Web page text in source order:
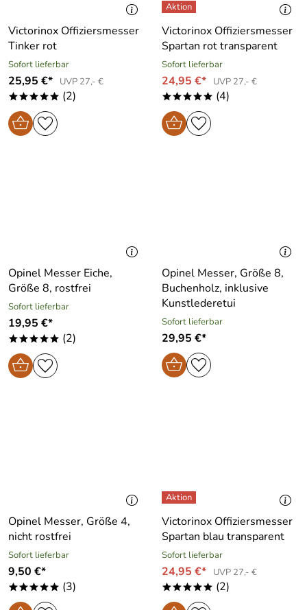
Victorinox Offiziersmesser
Tinker rot
Sofort lieferbar
25,95 €* UVP 27,- €
***** (2)
Victorinox Offiziersmesser
Spartan rot transparent
Sofort lieferbar
24,95 €* UVP 27,- €
***** (4)
Opinel Messer Eiche,
Größe 8, rostfrei
Sofort lieferbar
19,95 €*
***** (2)
Opinel Messer, Größe 8,
Buchenholz, inklusive
Kunstlederetui
Sofort lieferbar
29,95 €*
Opinel Messer, Größe 4,
nicht rostfrei
Sofort lieferbar
9,50 €*
***** (3)
Victorinox Offiziersmesser
Spartan blau transparent
Sofort lieferbar
24,95 €* UVP 27,- €
***** (2)